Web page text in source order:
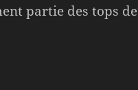
partie des tops de